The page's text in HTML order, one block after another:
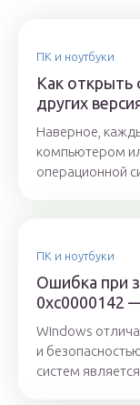
ПК и ноутбуки
Как открыть
других
Наверное,
компьютером
операционной
ПК и ноутбуки
Ошибка при
0xc0000142
Windows
и
систем